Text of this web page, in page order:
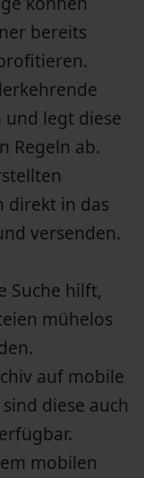
bereits
und legt diese
Regeln ab.
direkt in das
versenden.
Suche hilft,
mühelos
auf mobile
diese auch
mobilen